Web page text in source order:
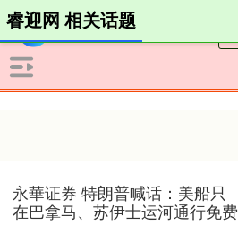
睿迎网 相关话题
永華证券 特朗普喊话：美船只
在巴拿马、苏伊士运河通行免费